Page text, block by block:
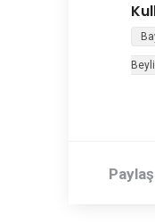
Paylaş